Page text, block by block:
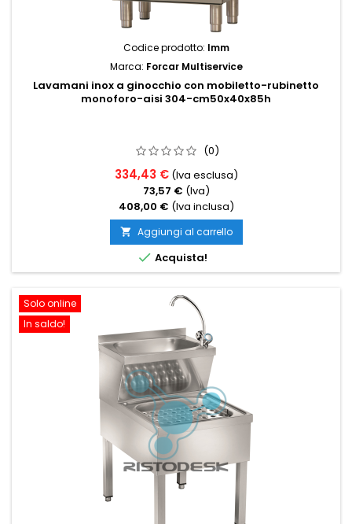
Codice prodotto: lmm
Marca: Forcar Multiservice
Lavamani inox a ginocchio con mobiletto-rubinetto
monoforo-aisi 304-cm50x40x85h
(0)
334,43 € (Iva esclusa)
73,57 € (Iva)
408,00 € (Iva inclusa)
 Aggiungi al carrello
 Acquista!
Solo online
In saldo!